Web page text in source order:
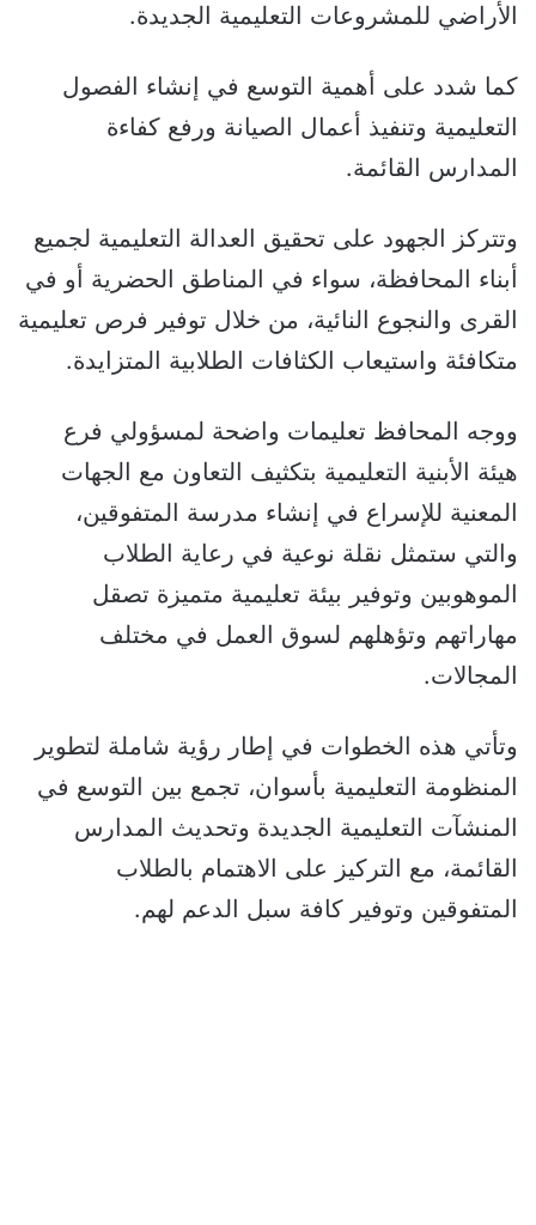
الأراضي للمشروعات التعليمية الجديدة.
كما شدد على أهمية التوسع في إنشاء الفصول
التعليمية وتنفيذ أعمال الصيانة ورفع كفاءة
المدارس القائمة.
وتتركز الجهود على تحقيق العدالة التعليمية لجميع
أبناء المحافظة، سواء في المناطق الحضرية أو في
القرى والنجوع النائية، من خلال توفير فرص تعليمية
متكافئة واستيعاب الكثافات الطلابية المتزايدة.
ووجه المحافظ تعليمات واضحة لمسؤولي فرع
هيئة الأبنية التعليمية بتكثيف التعاون مع الجهات
المعنية للإسراع في إنشاء مدرسة المتفوقين،
والتي ستمثل نقلة نوعية في رعاية الطلاب
الموهوبين وتوفير بيئة تعليمية متميزة تصقل
مهاراتهم وتؤهلهم لسوق العمل في مختلف
المجالات.
وتأتي هذه الخطوات في إطار رؤية شاملة لتطوير
المنظومة التعليمية بأسوان، تجمع بين التوسع في
المنشآت التعليمية الجديدة وتحديث المدارس
القائمة، مع التركيز على الاهتمام بالطلاب
المتفوقين وتوفير كافة سبل الدعم لهم.